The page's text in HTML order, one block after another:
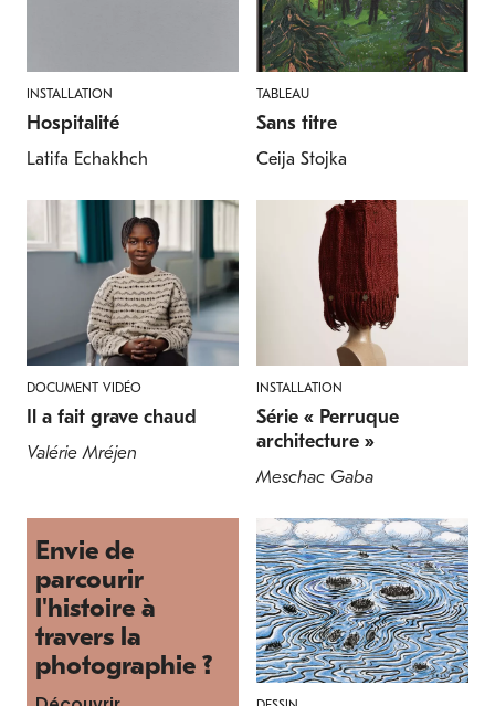
INSTALLATION
Hospitalité
Latifa Echakhch
TABLEAU
Sans titre
Ceija Stojka
DOCUMENT VIDÉO
Il a fait grave chaud
Valérie Mréjen
INSTALLATION
Série « Perruque
architecture »
Meschac Gaba
Envie de
parcourir
l'histoire à
travers la
photographie ?